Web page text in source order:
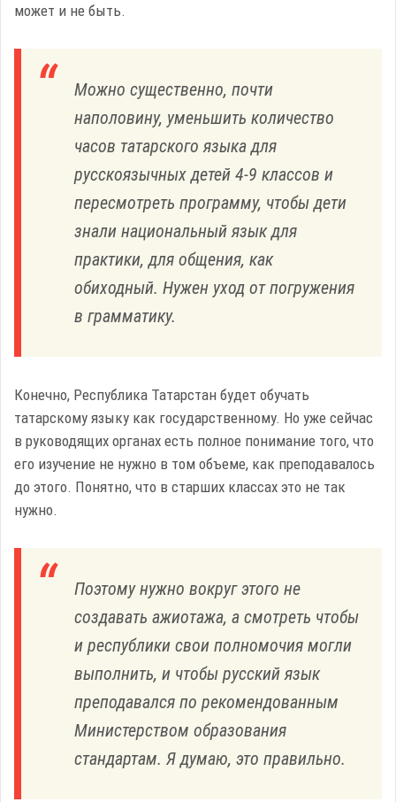
может и не быть.
Можно существенно, почти
наполовину, уменьшить количество
часов татарского языка для
русскоязычных детей 4-9 классов и
пересмотреть программу, чтобы дети
знали национальный язык для
практики, для общения, как
обиходный. Нужен уход от погружения
в грамматику.
Конечно, Республика Татарстан будет обучать
татарскому языку как государственному. Но уже сейчас
в руководящих органах есть полное понимание того, что
его изучение не нужно в том объеме, как преподавалось
до этого. Понятно, что в старших классах это не так
нужно.
Поэтому нужно вокруг этого не
создавать ажиотажа, а смотреть чтобы
и республики свои полномочия могли
выполнить, и чтобы русский язык
преподавался по рекомендованным
Министерством образования
стандартам. Я думаю, это правильно.